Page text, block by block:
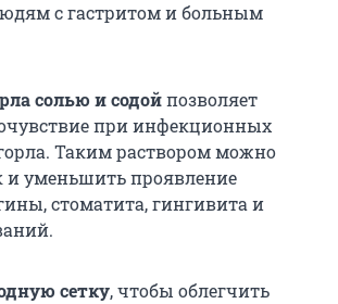
с гастритом и больным
солью и содойпозволяет
при инфекционных
Таким раствором можно
и уменьшить проявление
стоматита, гингивита и
сетку, чтобы облегчить